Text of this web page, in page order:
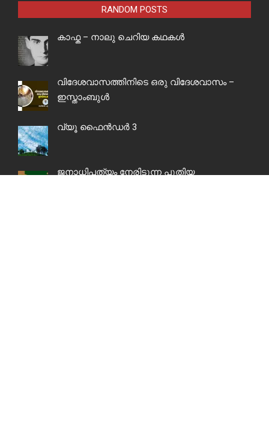
RANDOM POSTS
കാഫ്ക – നാലു ചെറിയ കഥകൾ
വിദേശവാസത്തിനിടെ ഒരു വിദേശവാസം –
ഇസ്താംബുള്‍
വ്യൂ ഫൈൻഡർ 3
ജനാധിപത്യം നേരിടുന്ന പുതിയ